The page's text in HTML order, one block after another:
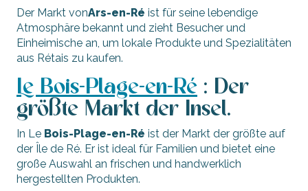
Der Markt vonArs-en-Ré ist für seine lebendige
Atmosphäre bekannt und zieht Besucher und
Einheimische an, um lokale Produkte und Spezialitäten
aus Rétais zu kaufen.
Le Bois-Plage-en-Ré : Der
größte Markt der Insel.
In Le Bois-Plage-en-Ré ist der Markt der größte auf
der Île de Ré. Er ist ideal für Familien und bietet eine
große Auswahl an frischen und handwerklich
hergestellten Produkten.